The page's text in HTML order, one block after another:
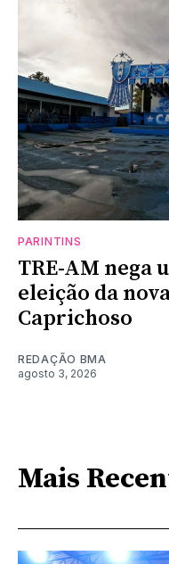
PARINTINS
TRE-AM nega
eleição da
Caprichoso
REDAÇÃO BMA
agosto 3, 2026
Mais